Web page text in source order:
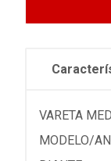
VARETA
MODELO/